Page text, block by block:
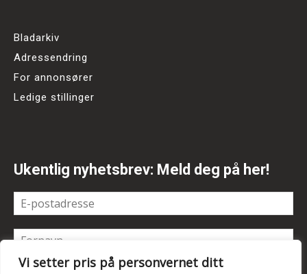
Vi setter pris på personvernet ditt
Bladarkiv
Adressendring
For annonsører
Ledige stillinger
Ukentlig nyhetsbrev: Meld deg på her!